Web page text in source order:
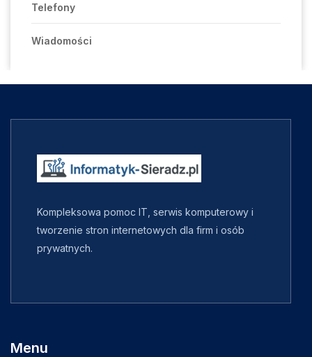
Telefony
Wiadomości
Kompleksowa pomoc IT, serwis komputerowy i
tworzenie stron internetowych dla firm i osób
prywatnych.
Menu